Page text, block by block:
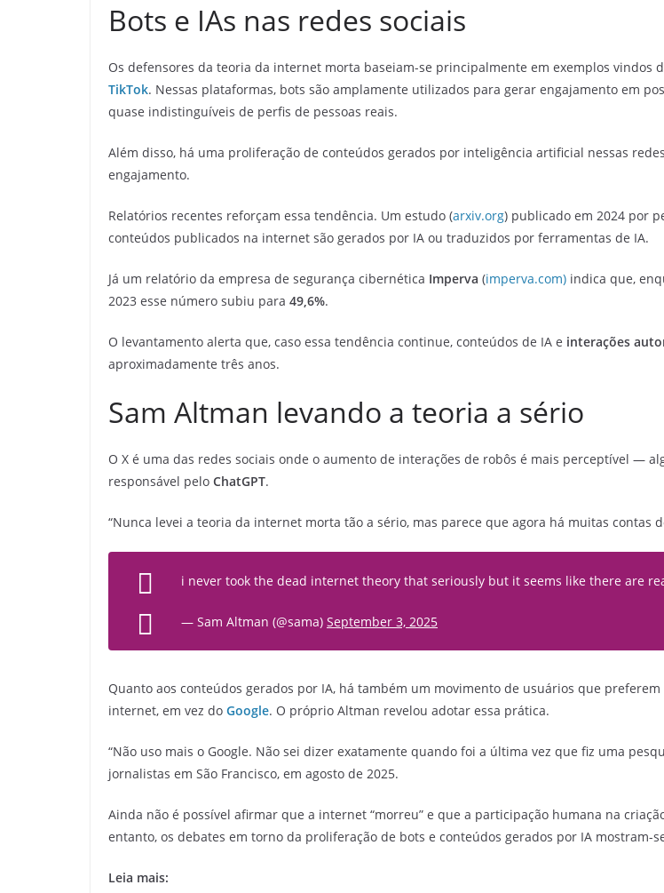
Bots e IAs nas redes sociais
Os defensores da teoria da internet morta baseiam-se principalmente em exemplos vindos
TikTok. Nessas plataformas, bots são amplamente utilizados para gerar engajamento em
quase indistinguíveis de perfis de pessoas reais.
Além disso, há uma proliferação de conteúdos gerados por inteligência artificial nessas
engajamento.
Relatórios recentes reforçam essa tendência. Um estudo (arxiv.org) publicado em 2024 por
conteúdos publicados na internet são gerados por IA ou traduzidos por ferramentas de IA.
Já um relatório da empresa de segurança cibernética Imperva (imperva.com) indica que,
2023 esse número subiu para 49,6%.
O levantamento alerta que, caso essa tendência continue, conteúdos de IA e interações
aproximadamente três anos.
Sam Altman levando a teoria a sério
O X é uma das redes sociais onde o aumento de interações de robôs é mais perceptível —
responsável pelo ChatGPT.
“Nunca levei a teoria da internet morta tão a sério, mas parece que agora há muitas contas
i never took the dead internet theory that seriously but it seems like there are
— Sam Altman (@sama) September 3, 2025
Quanto aos conteúdos gerados por IA, há também um movimento de usuários que preferem
internet, em vez do Google. O próprio Altman revelou adotar essa prática.
“Não uso mais o Google. Não sei dizer exatamente quando foi a última vez que fiz uma
jornalistas em São Francisco, em agosto de 2025.
Ainda não é possível afirmar que a internet “morreu” e que a participação humana na
entanto, os debates em torno da proliferação de bots e conteúdos gerados por IA mostram-
Leia mais: